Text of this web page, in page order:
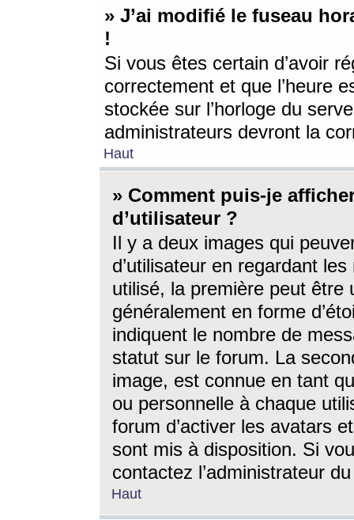
» J’ai modifié le fuseau
!
Si vous êtes certain d’avoir
correctement et que l’heure
stockée sur l’horloge du
administrateurs devront la
Haut
» Comment puis-je
d’utilisateur ?
Il y a deux images qui
d’utilisateur en regardant
utilisé, la première peut être
généralement en forme
indiquent le nombre de
statut sur le forum. La
image, est connue en tant
ou personnelle à chaque
forum d’activer les avatars
sont mis à disposition. Si
contactez l’administrateur
Haut